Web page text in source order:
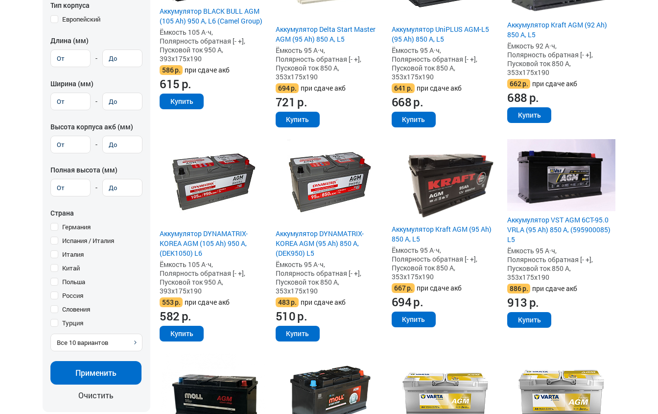
Тип корпуса
Европейский
Длина (мм)
-
Ширина (мм)
-
Высота корпуса акб (мм)
-
Полная высота (мм)
-
Страна
Германия
Испания / Италия
Италия
Китай
Польша
Россия
Словения
Турция
Все 10 вариантов
Применить
Очистить
Аккумулятор BLACK BULL AGM
(105 Ah) 950 А, L6 (Camel Group)
Ёмкость 105 А·ч,
Полярность обратная [- +],
Пусковой ток 950 А,
393x175x190
586р. при сдаче акб
615р.
Купить
Аккумулятор Delta Start Master
AGM (95 Ah) 850 А, L5
Ёмкость 95 А·ч,
Полярность обратная [- +],
Пусковой ток 850 А,
353x175x190
694р. при сдаче акб
721 р.
Купить
Аккумулятор UniPLUS AGM-L5
(95 Ah) 850 А, L5
Ёмкость 95 А·ч,
Полярность обратная [- +],
Пусковой ток 850 А,
353x175x190
641 р. при сдаче акб
668р.
Купить
Аккумулятор Kraft AGM (92 Ah)
850 А, L5
Ёмкость 92 А·ч,
Полярность обратная [- +],
Пусковой ток 850 А,
353x175x190
662р. при сдаче акб
688р.
Купить
Аккумулятор DYNAMATRIX-
KOREA AGM (105 Ah) 950 А,
(DEK1050) L6
Ёмкость 105 А·ч,
Полярность обратная [- +],
Пусковой ток 950 А,
393x175x190
553р. при сдаче акб
582р.
Купить
Аккумулятор DYNAMATRIX-
KOREA AGM (95 Ah) 850 А,
(DEK950) L5
Ёмкость 95 А·ч,
Полярность обратная [- +],
Пусковой ток 850 А,
353x175x190
483р. при сдаче акб
510р.
Купить
Аккумулятор Kraft AGM (95 Ah)
850 А, L5
Ёмкость 95 А·ч,
Полярность обратная [- +],
Пусковой ток 850 А,
353x175x190
667р. при сдаче акб
694р.
Купить
Аккумулятор VST AGM 6СТ-95.0
VRLA (95 Ah) 850 А, (595900085)
L5
Ёмкость 95 А·ч,
Полярность обратная [- +],
Пусковой ток 850 А,
353x175x190
886р. при сдаче акб
913р.
Купить